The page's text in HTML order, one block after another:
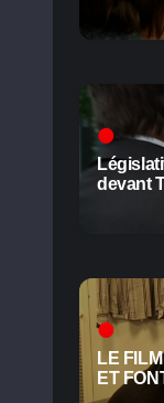
devant
LE
ET